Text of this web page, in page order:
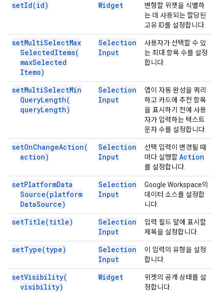
setId(id) Widget
변형할 위젯을 식별하
는 데 사용되는 할당된
고유 ID를 설정합니다.
setMultiSelectMax
SelectedItems(
maxSelected
Items)
Selection
Input
사용자가 선택할 수 있
는 최대 항목 수를 설정
합니다.
setMultiSelectMin
QueryLength(
queryLength)
Selection
Input
앱이 자동 완성을 쿼리
하고 카드에 추천 항목
을 표시하기 전에 사용
자가 입력하는 텍스트
문자 수를 설정합니다.
setOnChangeAction(
action)
Selection
Input
선택 입력이 변경될 때
마다 실행할Action
를 설정합니다.
setPlatformData
Source(platform
DataSource)
Selection
Input
Google Workspace의
데이터 소스를 설정합
니다.
setTitle(title)
Selection
Input
입력 필드 앞에 표시할
제목을 설정합니다.
setType(type)
Selection
Input
이 입력의 유형을 설정
합니다.
setVisibility(
visibility)
Widget
위젯의 공개 상태를 설
정합니다.